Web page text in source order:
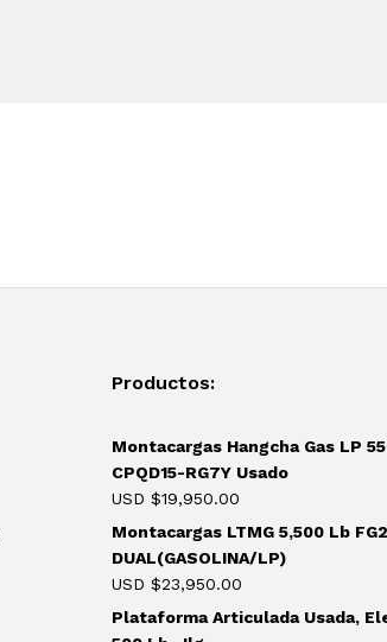
Productos:
Montacargas Hangcha Gas LP
CPQD15-RG7Y Usado
USD $19,950.00
Montacargas LTMG 5,500 Lb
DUAL(GASOLINA/LP)
USD $23,950.00
Plataforma Articulada Usada,